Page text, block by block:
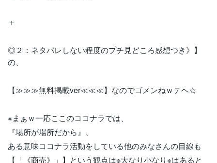
＋
◎２：ネタバレしない程度のプチ見どころ感想つき》】
の、
【≫≫≫無料掲載ver≪≪≪】なのでゴメンねｗテヘ☆
※まぁｗ一応ここのココナラでは、
『場所が場所だから』、
ある意味ココナラ活動をしている他のみなさんの目線も
【「《商売》」】という観点は※大なり小なり※はあると